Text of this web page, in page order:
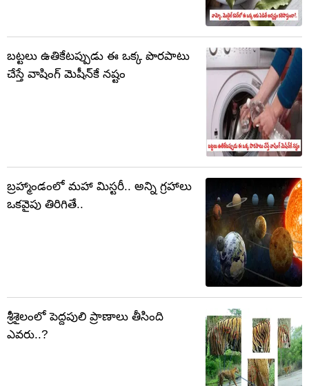
బట్టలు ఉతికేటప్పుడు ఈ ఒక్క పొరపాటు
చేస్తే వాషింగ్ మెషీన్‌కే నష్టం
బ్రహ్మాండంలో మహా మిస్టరీ.. అన్ని గ్రహాలు
ఒకవైపు తిరిగితే..
శ్రీశైలంలో పెద్దపులి ప్రాణాలు తీసింది
ఎవరు..?